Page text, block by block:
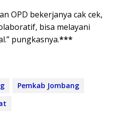
OPD bekerjanya cak cek,
bisa melayani
pungkasnya.***
Pemkab Jombang